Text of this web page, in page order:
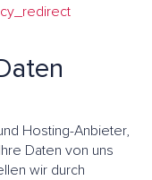
Hosting-Anbieter,
Daten von uns
wir durch